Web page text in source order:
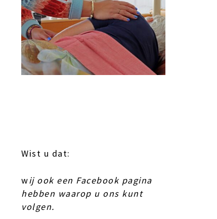
Wist u dat:
wij ook een Facebook pagina
hebben waarop u ons kunt
volgen.